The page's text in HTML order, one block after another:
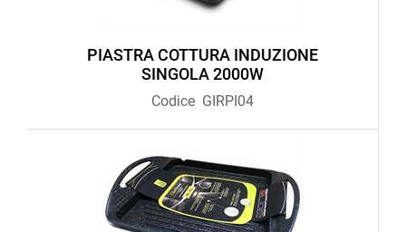
PIASTRA COTTURA INDUZIONE
SINGOLA 2000W
Codice GIRPI04